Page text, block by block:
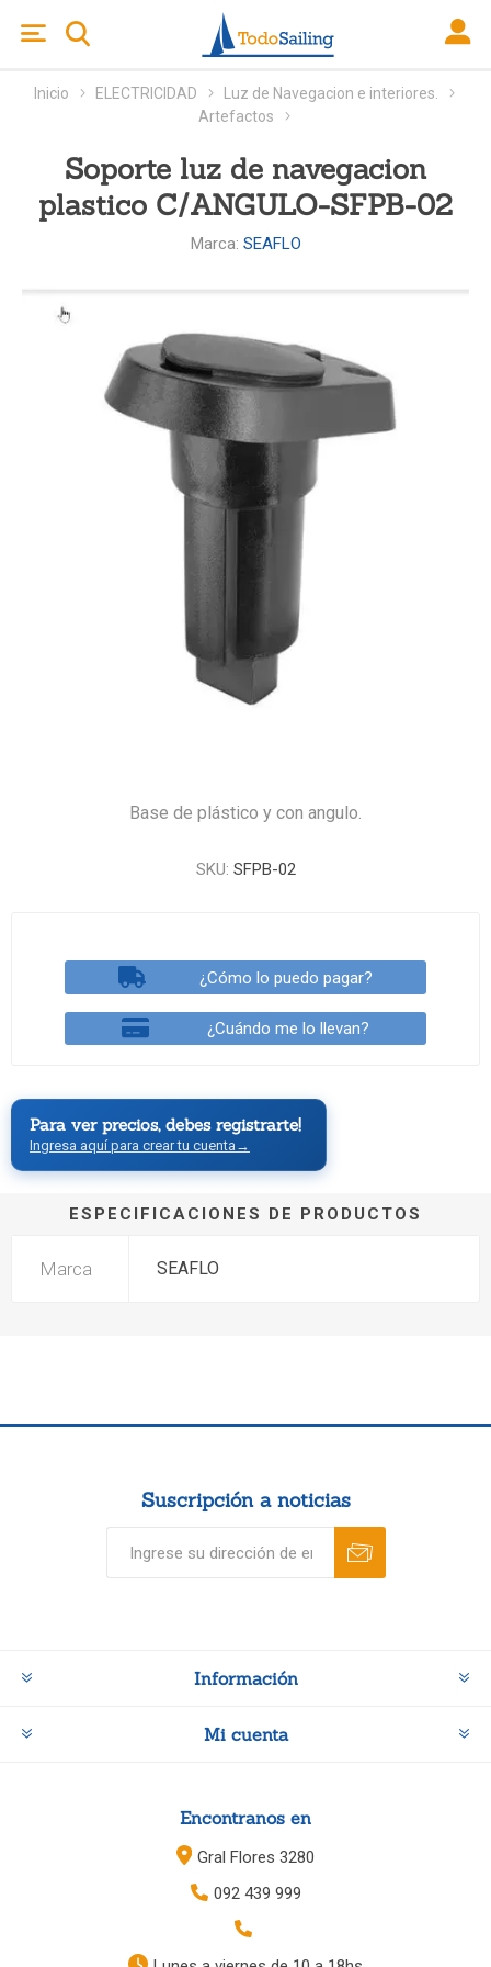
Inicio ELECTRICIDAD
Luz de Navegacion e interiores.
Artefactos
Soporte luz de navegacion
plastico C/ANGULO-SFPB-02
Marca: SEAFLO
Base de plástico y con angulo.
SKU: SFPB-02
¿Cómo lo puedo pagar?
¿Cuándo me lo llevan?
Para ver precios, debes registrarte!
Ingresa aquí para crear tu cuenta →
ESPECIFICACIONES DE PRODUCTOS
Marca SEAFLO
Suscripción a noticias
Información
Mi cuenta
Encontranos en
Gral Flores 3280
092 439 999